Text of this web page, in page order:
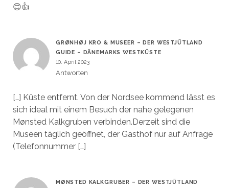
😊👍
GRØNHØJ KRO & MUSEER – DER WESTJÜTLAND
GUIDE – DÄNEMARKS WESTKÜSTE
10. April 2023
Antworten
[…] Küste entfernt. Von der Nordsee kommend lässt es
sich ideal mit einem Besuch der nahe gelegenen
Mønsted Kalkgruben verbinden.Derzeit sind die
Museen täglich geöffnet, der Gasthof nur auf Anfrage
(Telefonnummer […]
MØNSTED KALKGRUBER – DER WESTJÜTLAND